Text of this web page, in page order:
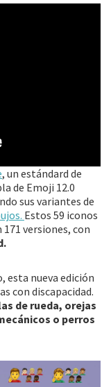
, un estándard de
de Emoji 12.0
sus variantes de
Estos 59 iconos
versiones, con
esta nueva edición
con discapacidad.
de rueda, orejas
o perros